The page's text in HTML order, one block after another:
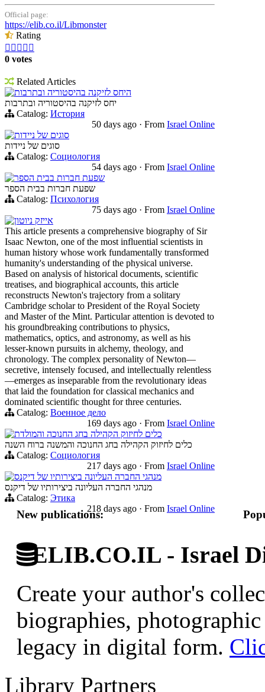
Official page:
https://elib.co.il/Libmonster
Rating
    
0 votes
Related Articles
היחס לזיקנה בהיסטוריה ובתרבות
יחס לזיקנה בהיסטוריה ובתרבות
Catalog: История
50 days ago · From Israel Online
סוגים של ניידות
סוגים של ניידות
Catalog: Социология
54 days ago · From Israel Online
שפעת חברות בבית הספר
שפעת חברות בבית הספר
Catalog: Психология
75 days ago · From Israel Online
אייזק ניוטון
This article presents a comprehensive biography of Sir
Isaac Newton, one of the most influential scientists in
human history whose work fundamentally transformed
humanity's understanding of the physical universe.
Based on analysis of historical documents, scientific
treatises, and biographical accounts, this article
reconstructs Newton's trajectory from a solitary
Cambridge scholar to President of the Royal Society
and Master of the Mint. Particular attention is devoted to
his groundbreaking contributions to physics,
mathematics, optics, and astronomy, as well as his
lesser-known pursuits in alchemy, theology, and
chronology. The complex personality of Newton—
secretive, intensely focused, and intellectually relentless
—emerges as inseparable from the revolutionary ideas
that laid the foundation for classical mechanics and
dominated scientific thought for three centuries.
Catalog: Военное дело
169 days ago · From Israel Online
כלים לחיזוק הקהילה בחג החנוכה והמולדת
כלים לחיזוק הקהילה בחג החנוכה והמשנה ברוח השנה
Catalog: Социология
217 days ago · From Israel Online
מנהגי החברה העליונה ביצירותיו של דיקנס
מנהגי החברה העליונה ביצירותיו של דיקנס
Catalog: Этика
218 days ago · From Israel Online
New publications:
ELIB.CO.IL - Israel
Create your author's
biographies,
legacy in digital form.
Library Partners